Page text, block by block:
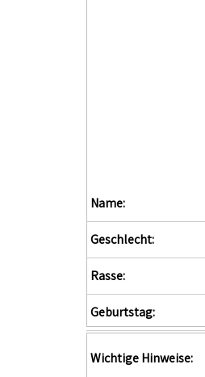
Name:
Geschlecht:
Rasse:
Geburtstag:
Wichtige Hinweise: